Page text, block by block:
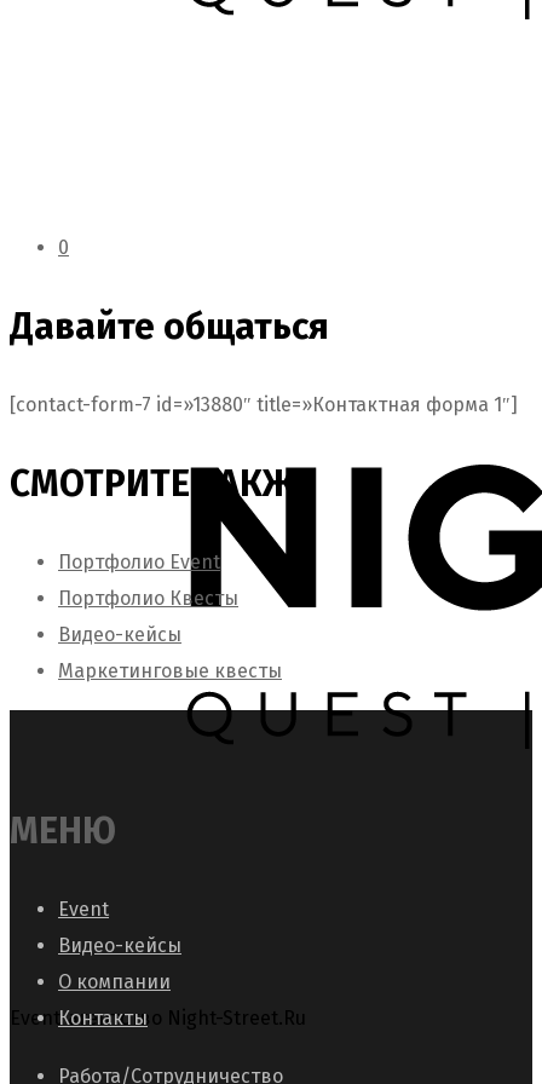
Event-агентство Night-Street.Ru
0
Давайте общаться
[contact-form-7 id=»13880″ title=»Контактная форма 1″]
СМОТРИТЕ ТАКЖЕ
Портфолио Event
Портфолио Квесты
Видео-кейсы
Маркетинговые квесты
МЕНЮ
Event
Видео-кейсы
О компании
Контакты
Работа/Сотрудничество